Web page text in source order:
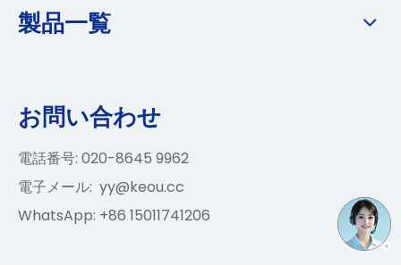
製品一覧
お問い合わせ
電話番号: 020-8645 9962
電子メール: yy@keou.cc
WhatsApp: +86 15011741206